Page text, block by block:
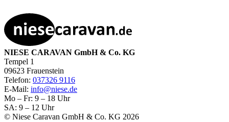
NIESE CARAVAN GmbH & Co. KG
Tempel 1
09623 Frauenstein
Telefon: 037326 9116
E-Mail: info@niese.de
Mo – Fr: 9 – 18 Uhr
SA: 9 – 12 Uhr
© Niese Caravan GmbH & Co. KG 2026